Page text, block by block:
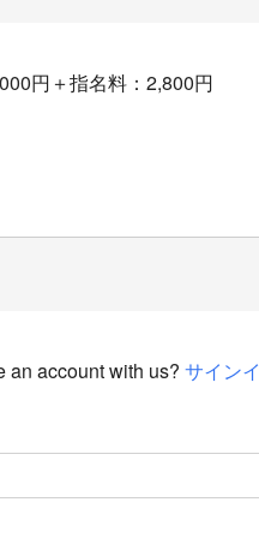
円＋指名料：2,800円
an account with us? サイン